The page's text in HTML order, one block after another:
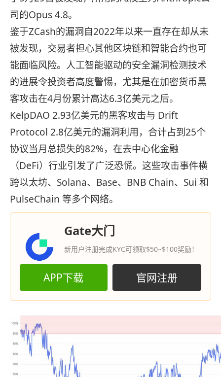
司的Opus 4.8。
鉴于ZCash的漏洞自2022年以来一直存在却从未
被发现，交易者担心其他区块链和智能合约也可
能面临风险。人工智能驱动的安全漏洞检测技术
的进展令投资者高度警惕，尤其是在加密货币黑
客攻击在4月份累计高达6.3亿美元之后。
KelpDAO 2.93亿美元的黑客攻击与 Drift
Protocol 2.8亿美元的漏洞利用，合计占到25个
协议当月总损失的82%，在去中心化金融
（DeFi）行业引发了广泛恐慌。这些攻击事件横
跨以太坊、Solana、Base、BNB Chain、Sui 和
PulseChain 等多个网络。
Gate大门
新用户注册完成KYC可领取$50~$100奖励！
APP下载 官网注册